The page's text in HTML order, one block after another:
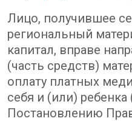
Лицо, получившее
региональный
капитал, вправе
(часть средств)
оплату платных
себя и (или) ребенка
Постановлению